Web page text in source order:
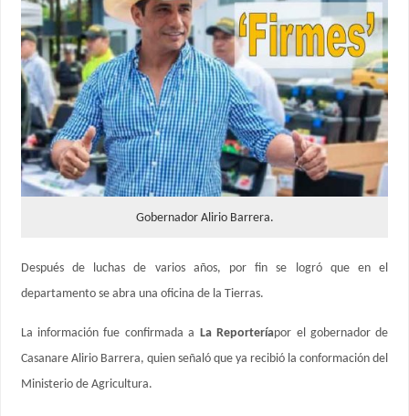
Gobernador Alirio Barrera.
Después de luchas de varios años, por fin se logró que en el
departamento se abra una oficina de la Tierras.
La información fue confirmada a La Reporteríapor el gobernador de
Casanare Alirio Barrera, quien señaló que ya recibió la conformación del
Ministerio de Agricultura.